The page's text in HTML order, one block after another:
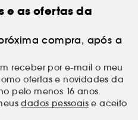
e as ofertas da
compra, após a
receber por e-mail o meu
ofertas e novidades da
pelo menos 16 anos.
dados pessoais e aceito